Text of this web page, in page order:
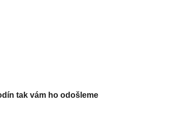
tak vám ho odošleme